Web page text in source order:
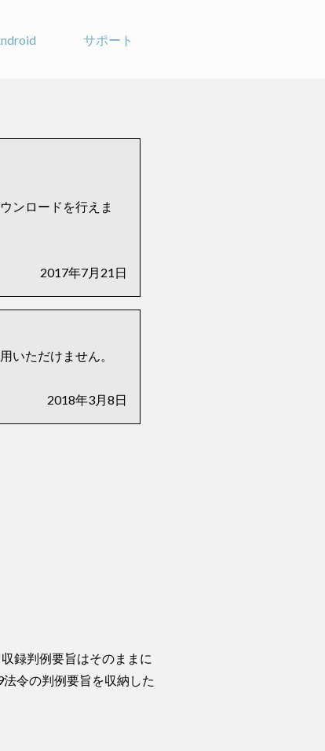
サポート
ンロードを行えま
2017年7月21日
いただけません。
2018年3月8日
録判例要旨はそのままに
令の判例要旨を収納した